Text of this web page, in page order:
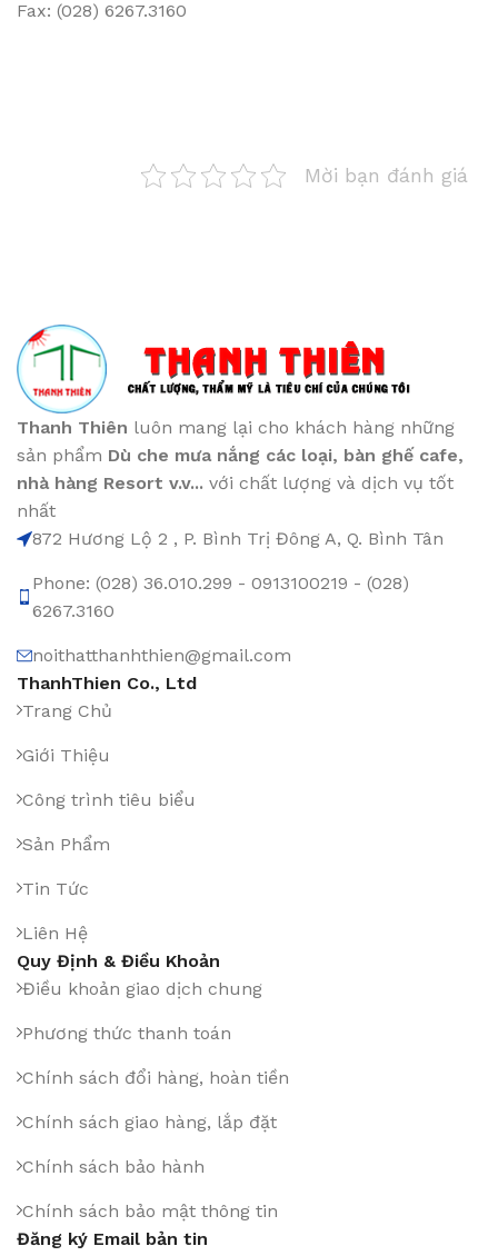
Fax: (028) 6267.3160
Mời bạn đánh giá
Thanh Thiên luôn mang lại cho khách hàng những
sản phẩm Dù che mưa nắng các loại, bàn ghế cafe,
nhà hàng Resort v.v... với chất lượng và dịch vụ tốt
nhất
872 Hương Lộ 2 , P. Bình Trị Đông A, Q. Bình Tân
Phone: (028) 36.010.299 - 0913100219 - (028)
6267.3160
noithatthanhthien@gmail.com
ThanhThien Co., Ltd
Trang Chủ
Giới Thiệu
Công trình tiêu biểu
Sản Phẩm
Tin Tức
Liên Hệ
Quy Định & Điều Khoản
Điều khoản giao dịch chung
Phương thức thanh toán
Chính sách đổi hàng, hoàn tiền
Chính sách giao hàng, lắp đặt
Chính sách bảo hành
Chính sách bảo mật thông tin
Đăng ký Email bản tin